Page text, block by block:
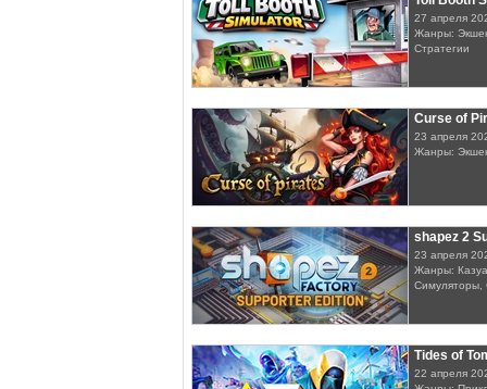
27 апреля
Жанры:
Стратегии
Curse of
23 апреля
Жанры:
shapez 2
23 апреля
Жанры:
Симуляторы,
Tides of
22 апреля